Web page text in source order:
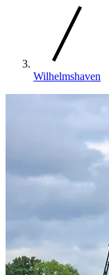
Wilhelmshaven